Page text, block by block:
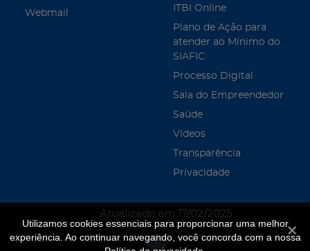
Utilizamos cookies essenciais para proporcionar uma melhor
experiência. Ao continuar navegando, você concorda com a nossa
Webmail
ITBI Online
Plano de Ação para
atender ao Mínimo do
SIAFIC
Processo Digital
Sala do Empreendedor
Saúde
Vídeos
Transparência
Privacidade
Atualizado em 17/02/2025